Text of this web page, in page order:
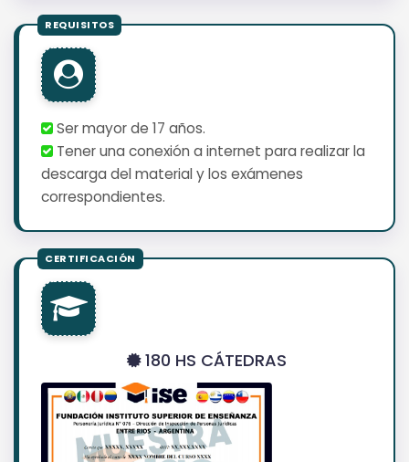
Ser mayor de 17 años.
Tener una conexión a internet para realizar la
descarga del material y los exámenes
correspondientes.
180 HS CÁTEDRAS